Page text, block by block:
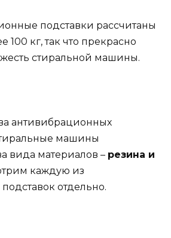
подставки рассчитаны
100 кг, так что прекрасно
стиральной машины.
антивибрационных
машины
вида материалов – резина и
каждую из
отдельно.